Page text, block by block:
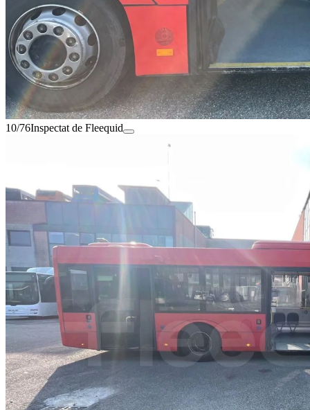
10/76Inspectat de Fleequid